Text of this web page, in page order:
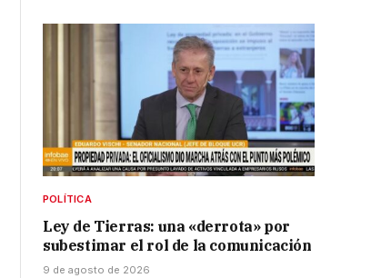
POLÍTICA
Ley de Tierras: una «derrota» por
subestimar el rol de la comunicación
9 de agosto de 2026